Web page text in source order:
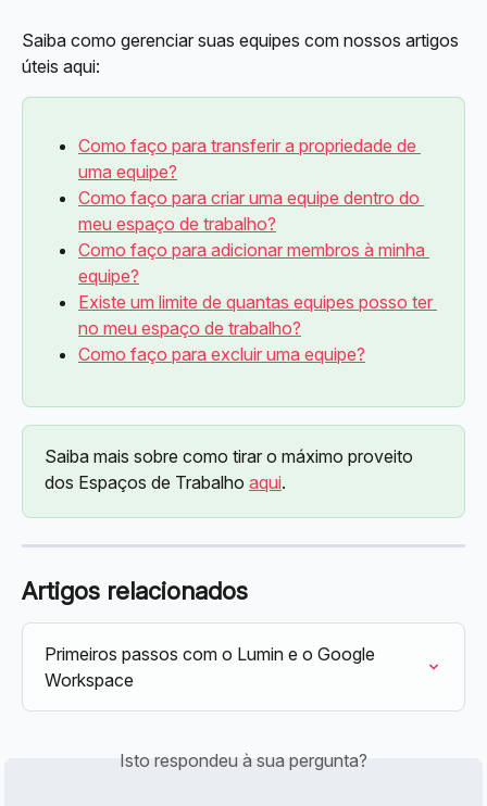
Saiba como gerenciar suas equipes com nossos artigos
úteis aqui:
Como faço para transferir a propriedade de
uma equipe?
Como faço para criar uma equipe dentro do
meu espaço de trabalho?
Como faço para adicionar membros à minha
equipe?
Existe um limite de quantas equipes posso ter
no meu espaço de trabalho?
Como faço para excluir uma equipe?
Saiba mais sobre como tirar o máximo proveito
dos Espaços de Trabalho aqui.
Artigos relacionados
Primeiros passos com o Lumin e o Google
Workspace
Isto respondeu à sua pergunta?